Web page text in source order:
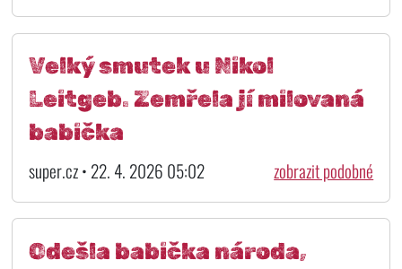
Velký smutek u Nikol
Leitgeb. Zemřela jí milovaná
babička
super.cz • 22. 4. 2026 05:02 zobrazit podobné
Odešla babička národa,